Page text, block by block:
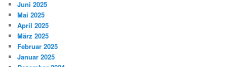
Juni 2025
Mai 2025
April 2025
März 2025
Februar 2025
Januar 2025